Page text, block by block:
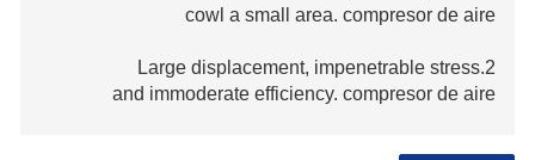
cowl a small area. compresor de aire
2.Large displacement, impenetrable stress
and immoderate efficiency. compresor de aire